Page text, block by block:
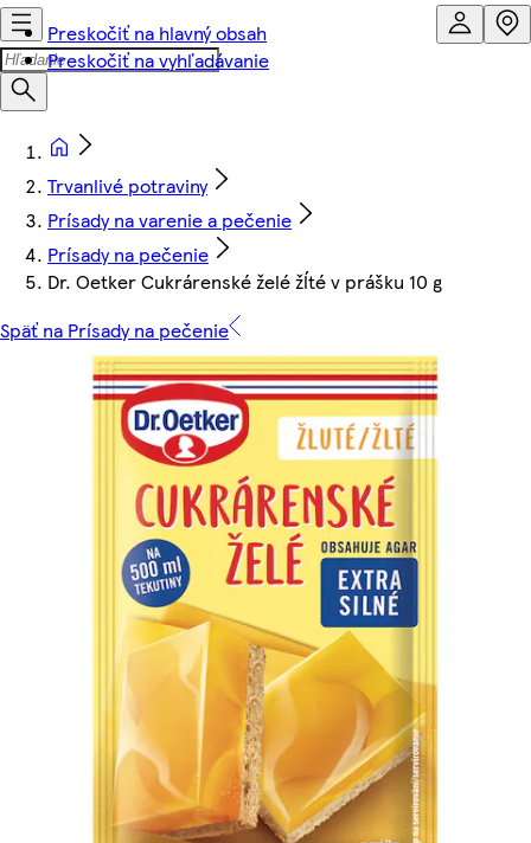
Preskočiť na hlavný obsah
Preskočiť na vyhľadávanie
Trvanlivé potraviny
Prísady na varenie a pečenie
Prísady na pečenie
Dr. Oetker Cukrárenské želé žĺté v prášku 10 g
Späť na Prísady na pečenie